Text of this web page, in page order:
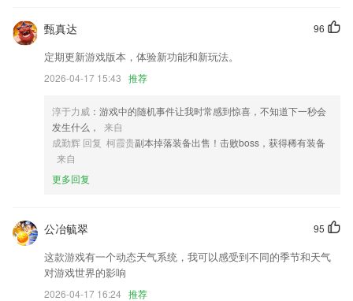
卸载系统软件时，给一个提示信息。
开发商：安吉汽车物流有限公司
完善优化用户购票流程，提升使用顺畅度
优化信息流滑动体验。
改名元气
以上就是网上电玩城下载的介绍，如果您喜欢这款软件，您可以到应用商
96
甄真达
定期更新游戏版本，体验新功能和新玩法。
2026-04-17 15:43 推荐
淳于力威 ：游戏中的随机事件让我时常感到惊喜，不知道下一秒会
发生什么，
来自
成勤辉 回复 柯霞贵副本掉落装备出售！击败boss，获得稀有装备
来自
更多回复
95
公冶毓翠
这款游戏有一个动态天气系统，我可以感受到不同的季节和天气
对游戏世界的影响
2026-04-17 16:24 推荐